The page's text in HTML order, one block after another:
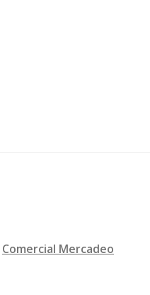
Comercial Mercadeo